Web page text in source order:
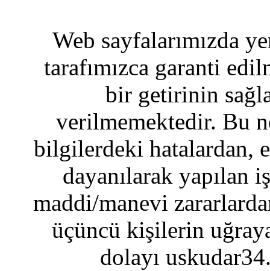
Web sayfalarımızda
tarafımızca garanti
bir getirinin
verilmemektedir. Bu
bilgilerdeki hatalardan,
dayanılarak yapılan
maddi/manevi
üçüncü kişilerin
dolayı